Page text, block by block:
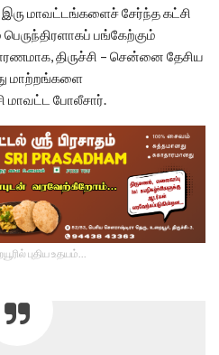
மாவட்டங்களைச் சேர்ந்த கட்சி
பங்கேற்கும்
திருச்சி – சென்னை தேசிய
மாற்றங்களை
மாவட்ட போலீசார்.
புதிய உதயம்...